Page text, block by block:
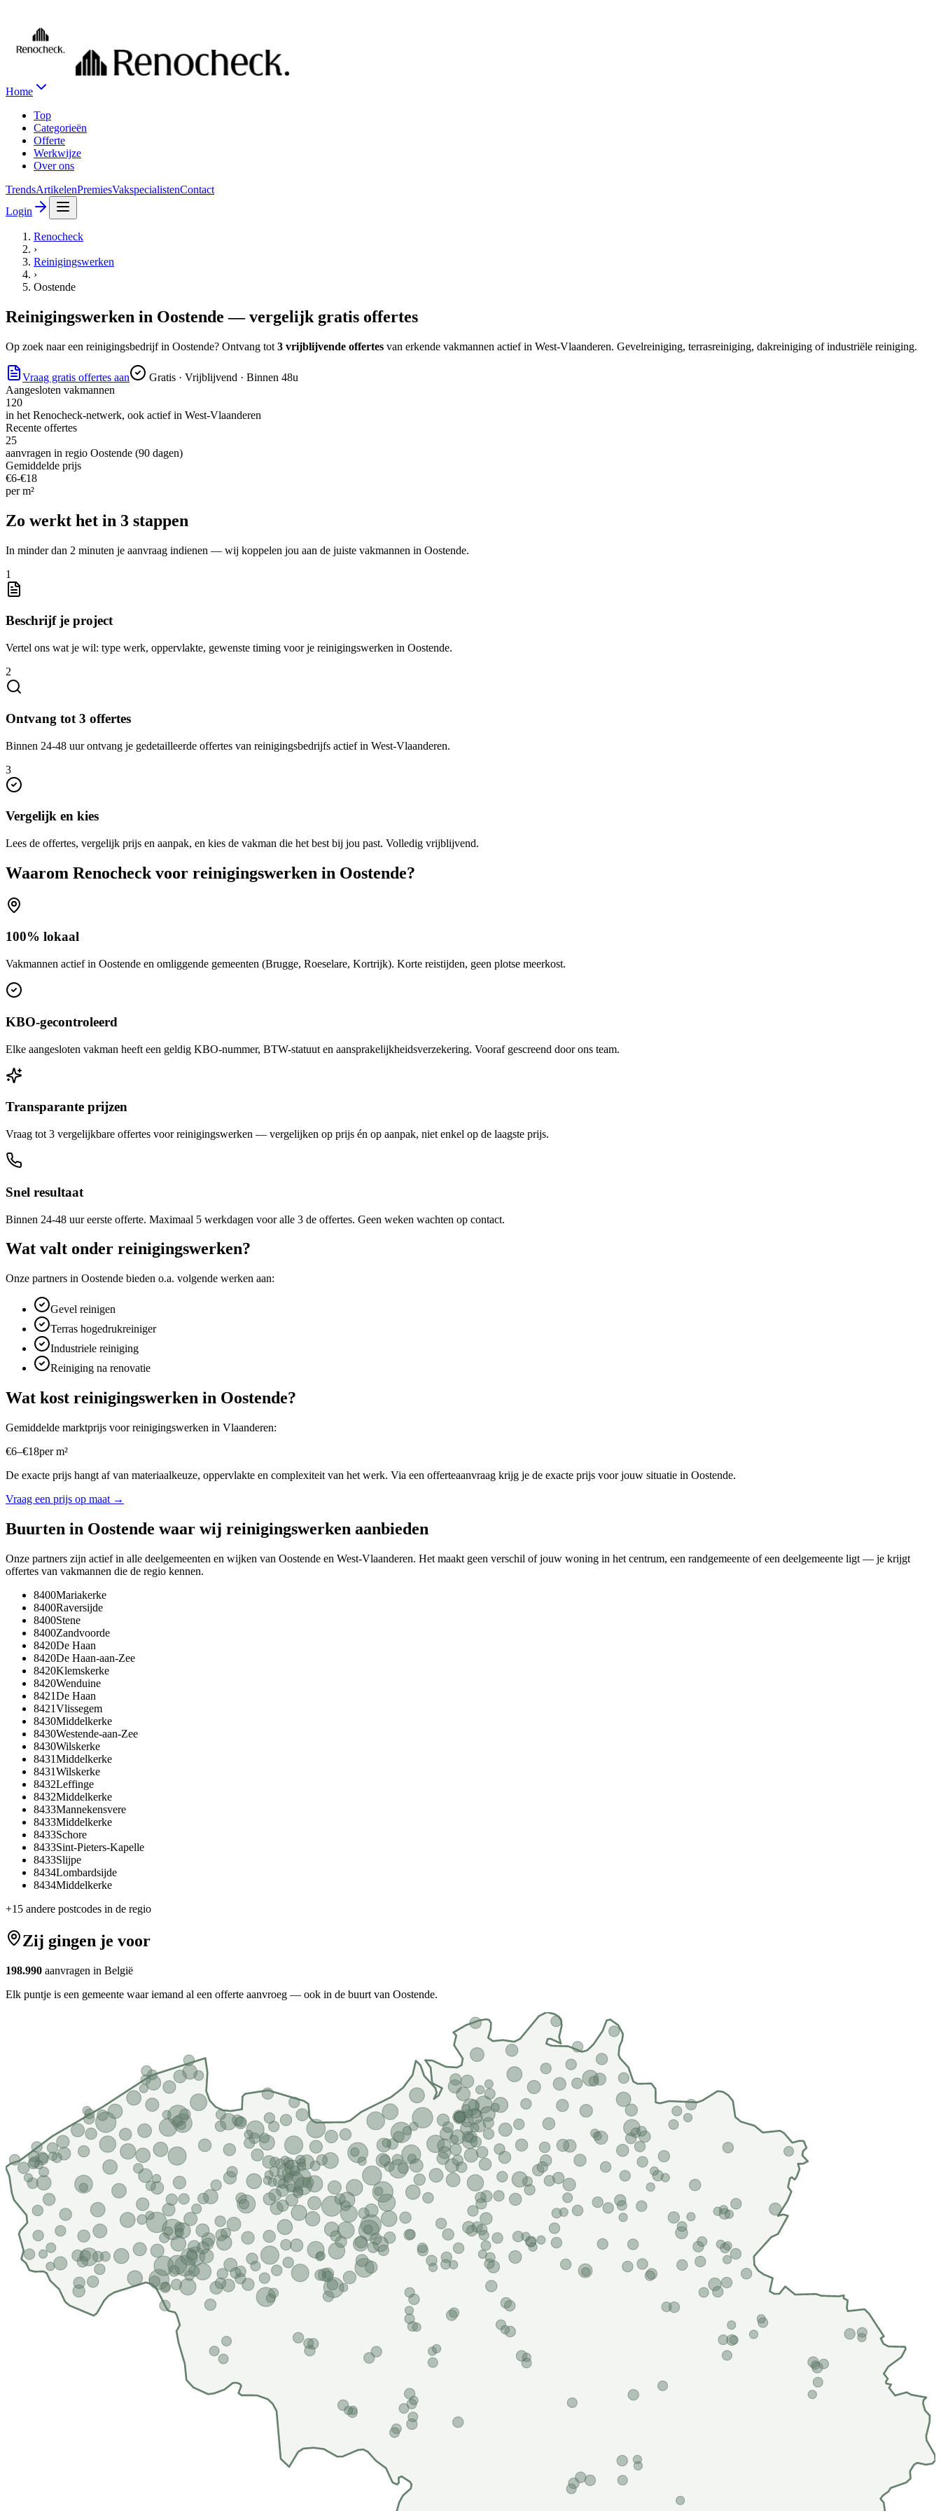
Home
Top
Categorieën
Offerte
Werkwijze
Over ons
TrendsArtikelenPremiesVakspecialistenContact
Login
Renocheck
›
Reinigingswerken
›
Oostende
Reinigingswerken in Oostende — vergelijk gratis offertes
Op zoek naareen reinigingsbedrijfin Oostende? Ontvang tot 3 vrijblijvende offertes van erkende vakmannen actief in West-Vlaanderen. Gevelreiniging, terrasreiniging, dakreiniging of industriële reiniging.
Vraag gratis offertes aan
Gratis · Vrijblijvend · Binnen 48u
Aangesloten vakmannen
120
in het Renocheck-netwerk, ook actief in West-Vlaanderen
Recente offertes
25
aanvragen in regio Oostende (90 dagen)
Gemiddelde prijs
€6-€18
perm²
Zo werkt het in 3 stappen
In minder dan 2 minuten je aanvraag indienen — wij koppelen jou aan de juiste vakmannen in Oostende.
1
Beschrijf je project
Vertel ons wat je wil: type werk, oppervlakte, gewenste timing voor je reinigingswerken in Oostende.
2
Ontvang tot 3 offertes
Binnen 24-48 uur ontvang je gedetailleerde offertes van reinigingsbedrijfs actief in West-Vlaanderen.
3
Vergelijk en kies
Lees de offertes, vergelijk prijs en aanpak, en kies de vakman die het best bij jou past. Volledig vrijblijvend.
Waarom Renocheck voor reinigingswerken in Oostende?
100% lokaal
Vakmannen actief in Oostende en omliggende gemeenten (Brugge, Roeselare, Kortrijk). Korte reistijden, geen plotse meerkost.
KBO-gecontroleerd
Elke aangesloten vakman heeft een geldig KBO-nummer, BTW-statuut en aansprakelijkheidsverzekering. Vooraf gescreend door ons team.
Transparante prijzen
Vraag tot 3 vergelijkbare offertes voor reinigingswerken — vergelijken op prijs én op aanpak, niet enkel op de laagste prijs.
Snel resultaat
Binnen 24-48 uur eerste offerte. Maximaal 5 werkdagen voor alle 3 de offertes. Geen weken wachten op contact.
Wat valt onder reinigingswerken?
Onze partners in Oostende bieden o.a. volgende werken aan:
Gevel reinigen
Terras hogedrukreiniger
Industriele reiniging
Reiniging na renovatie
Wat kost reinigingswerken in Oostende?
Gemiddelde marktprijs voorreinigingswerken in Vlaanderen:
€6–€18perm²
De exacte prijs hangt af van materiaalkeuze, oppervlakte en complexiteit van het werk. Via een offerteaanvraag krijg je de exacte prijs voor jouw situatie in Oostende.
Vraag een prijs op maat →
Buurten in Oostende waar wij reinigingswerken aanbieden
Onze partners zijn actief in alle deelgemeenten en wijken van Oostende en West-Vlaanderen. Het maakt geen verschil of jouw woning in het centrum, een randgemeente of een deelgemeente ligt — je krijgt
offertes van vakmannen die de regio kennen.
8400Mariakerke
8400Raversijde
8400Stene
8400Zandvoorde
8420De Haan
8420De Haan-aan-Zee
8420Klemskerke
8420Wenduine
8421De Haan
8421Vlissegem
8430Middelkerke
8430Westende-aan-Zee
8430Wilskerke
8431Middelkerke
8431Wilskerke
8432Leffinge
8432Middelkerke
8433Mannekensvere
8433Middelkerke
8433Schore
8433Sint-Pieters-Kapelle
8433Slijpe
8434Lombardsijde
8434Middelkerke
+15 andere postcodes in de regio
Zij gingen je voor
198.990 aanvragen in België
Elk puntje is een gemeente waar iemand al een offerte aanvroeg — ook in de buurt van Oostende.